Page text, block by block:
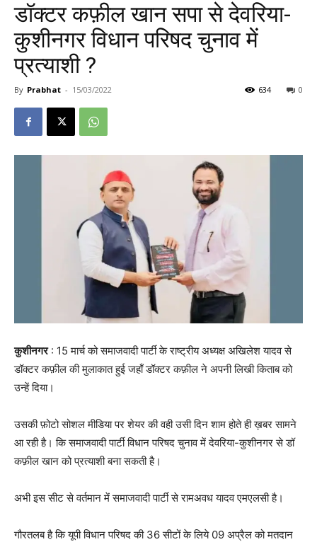
डॉक्टर कफ़ील खान सपा से देवरिया-
कुशीनगर विधान परिषद चुनाव में
प्रत्याशी ?
By Prabhat - 15/03/2022 0
634
कुशीनगर: 15 मार्च को समाजवादी पार्टी के राष्ट्रीय अध्यक्ष अखिलेश यादव से
डॉक्टर कफ़ील की मुलाकात हुई जहाँ डॉक्टर कफ़ील ने अपनी लिखी किताब को
उन्हें दिया।
उसकी फ़ोटो सोशल मीडिया पर शेयर की वही उसी दिन शाम होते ही ख़बर सामने
आ रही है। कि समाजवादी पार्टी विधान परिषद चुनाव में देवरिया-कुशीनगर से डॉ
कफ़ील खान को प्रत्याशी बना सकती है।
अभी इस सीट से वर्तमान में समाजवादी पार्टी से रामअवध यादव एमएलसी है।
गौरतलब है कि यूपी विधान परिषद की 36 सीटों के लिये 09 अप्रैल को मतदान